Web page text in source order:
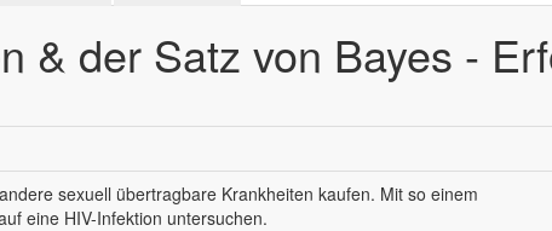
& der Satz von Bayes -
sexuell übertragbare Krankheiten kaufen. Mit so einem
eine HIV-Infektion untersuchen.